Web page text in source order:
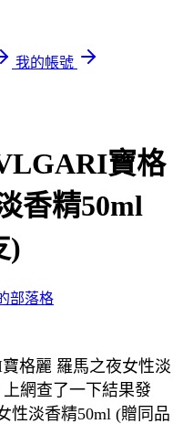
我的帳號
寶格
香精50ml
)
部落格
格麗 羅馬之夜女性淡
網查了一下結果發
性淡香精50ml (贈同品